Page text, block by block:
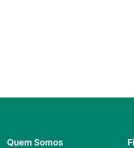
Quem Somos